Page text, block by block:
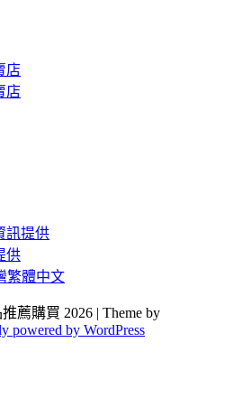
店
店
訊提供
供
繁體中文
薦購買 2026 | Theme by
powered by WordPress